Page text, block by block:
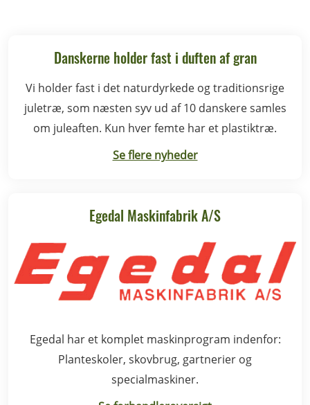
Danskerne holder fast i duften af gran
Vi holder fast i det naturdyrkede og traditionsrige
juletræ, som næsten syv ud af 10 danskere samles
om juleaften. Kun hver femte har et plastiktræ.
Se flere nyheder
Egedal Maskinfabrik A/S
Egedal har et komplet maskinprogram indenfor:
Planteskoler, skovbrug, gartnerier og
specialmaskiner.